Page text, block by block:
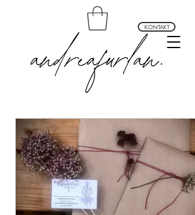
KONTAKT
andrea furlan arte profundo